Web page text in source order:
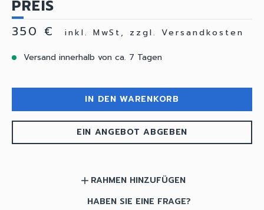
PREIS
350 €
inkl. MwSt, zzgl. Versandkosten
Versand innerhalb von ca. 7 Tagen
IN DEN WARENKORB
EIN ANGEBOT ABGEBEN
add RAHMEN HINZUFÜGEN
HABEN SIE EINE FRAGE?